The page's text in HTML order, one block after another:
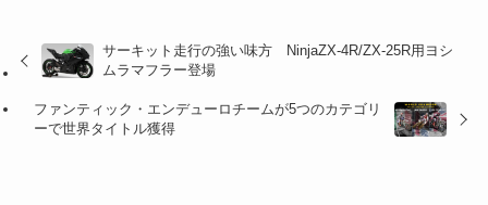
(47)
(16)
サーキット走行の強い味方 NinjaZX-4R/ZX-25R用ヨシ
ムラマフラー登場
ファンティック・エンデューロチームが5つのカテゴリ
ーで世界タイトル獲得